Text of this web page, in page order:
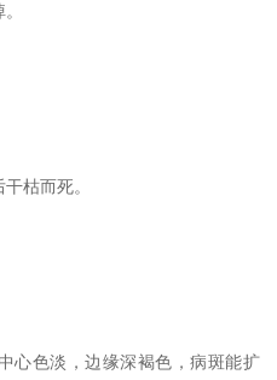
枯而死。
心色淡，边缘深褐色，病斑能扩